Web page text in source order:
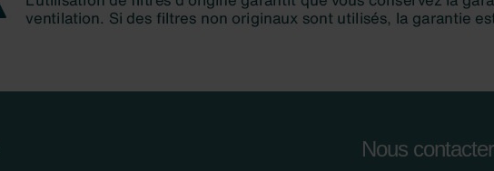
Nous contacter